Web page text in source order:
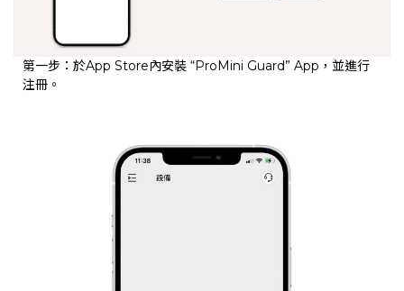
第一步：於App Store內安裝 “ProMini Guard” App， 並進行
注冊。